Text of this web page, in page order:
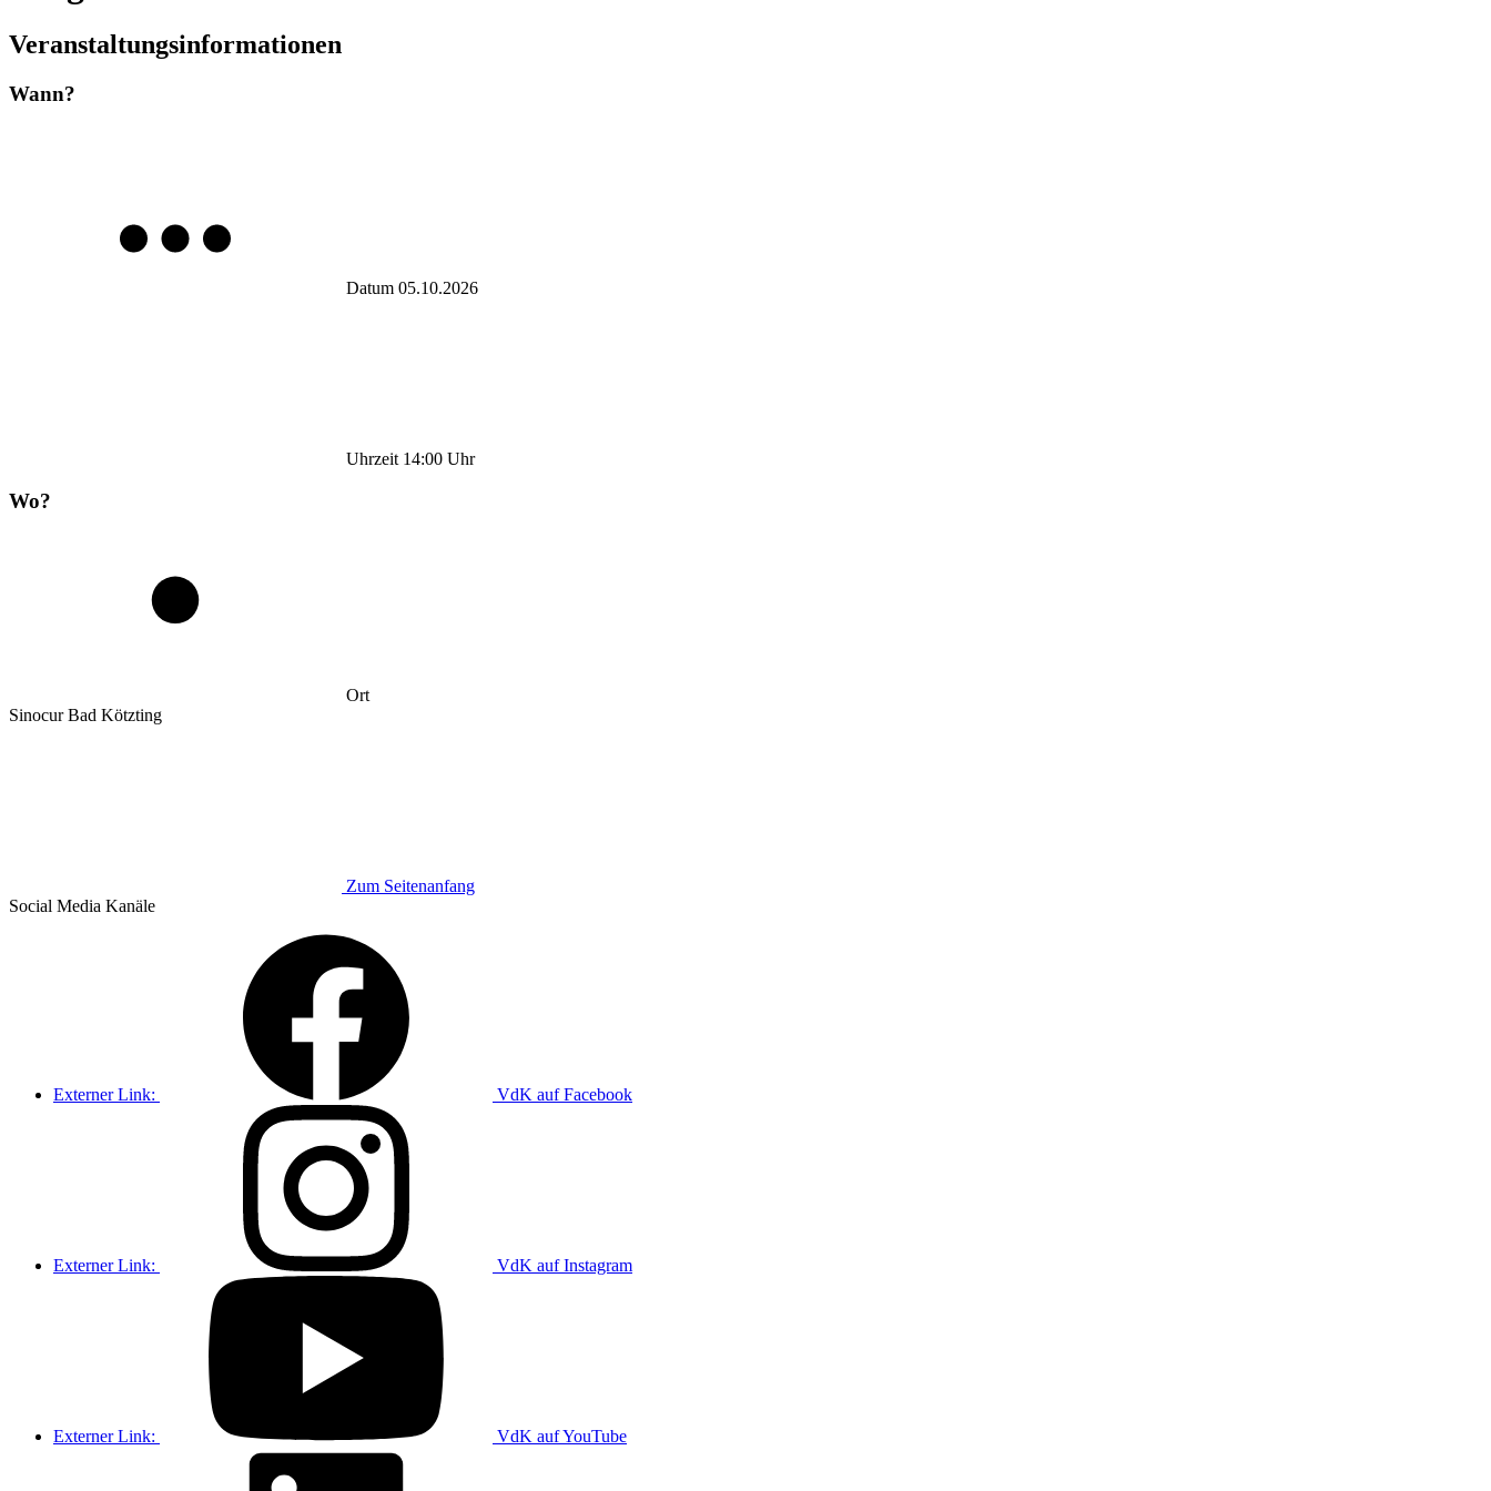
Veranstaltungsinformationen
Wann?
Datum 05.10.2026
Uhrzeit 14:00 Uhr
Wo?
Ort
Sinocur Bad Kötzting
Zum Seitenanfang
Social Media Kanäle
Externer Link: VdK auf Facebook
Externer Link: VdK auf Instagram
Externer Link: VdK auf YouTube